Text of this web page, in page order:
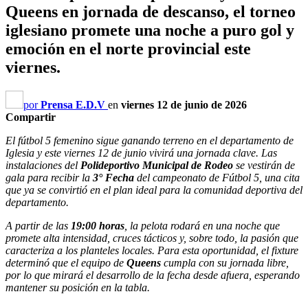
Queens en jornada de descanso, el torneo
iglesiano promete una noche a puro gol y
emoción en el norte provincial este
viernes.
porPrensa E.D.V en viernes 12 de junio de 2026
Compartir
El fútbol 5 femenino sigue ganando terreno en el departamento de
Iglesia y este viernes 12 de junio vivirá una jornada clave. Las
instalaciones del Polideportivo Municipal de Rodeo se vestirán de
gala para recibir la 3° Fecha del campeonato de Fútbol 5, una cita
que ya se convirtió en el plan ideal para la comunidad deportiva del
departamento.
A partir de las 19:00 horas , la pelota rodará en una noche que
promete alta intensidad, cruces tácticos y, sobre todo, la pasión que
caracteriza a los planteles locales. Para esta oportunidad, el fixture
determinó que el equipo de Queens cumpla con su jornada libre,
por lo que mirará el desarrollo de la fecha desde afuera, esperando
mantener su posición en la tabla.